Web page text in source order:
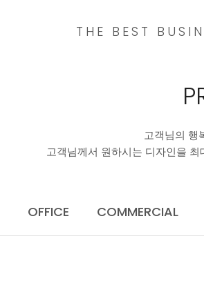
THE BEST
고객님의 행
고객님께서 원하시는 디자인을
OFFICE COMMERCIAL